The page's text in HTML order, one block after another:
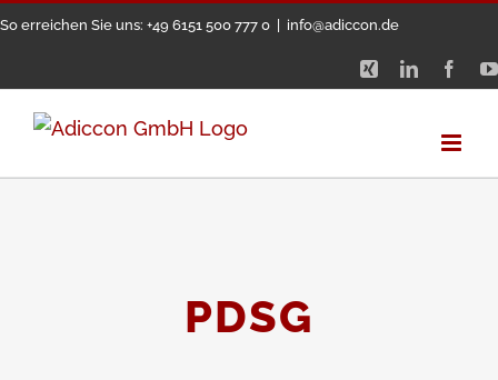
Zum
So erreichen Sie uns: +49 6151 500 777 0 info@adiccon.de
Xing LinkedIn
PDSG